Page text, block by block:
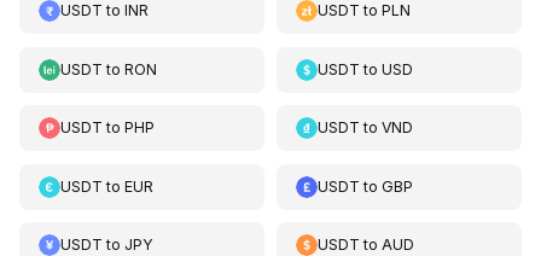
USDT to INR USDT toPLN
USDT to RON USDT toUSD
USDT to PHP USDT toVND
USDT to EUR USDT toGBP
USDT to JPY USDT toAUD